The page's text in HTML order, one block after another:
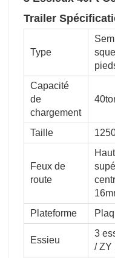
Trailer
Type
Capacité
de
chargement
Taille
Feux de
route
Plateforme
Essieu
3
/ ZY